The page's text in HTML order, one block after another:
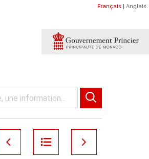
Français | Anglais